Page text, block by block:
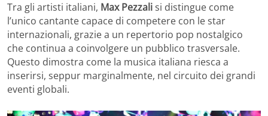
Tra gli artisti italiani, Max Pezzalisi distingue come
l’unico cantante capace di competere con le star
internazionali, grazie a un repertorio pop nostalgico
che continua a coinvolgere un pubblico trasversale.
Questo dimostra come la musica italiana riesca a
inserirsi, seppur marginalmente, nel circuito dei grandi
eventi globali.